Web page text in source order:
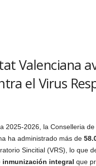
Valenciana
el Virus
2025-2026, la Conselleria
ha administrado más de
Sincitial (VRS), lo que
inmunización integral que